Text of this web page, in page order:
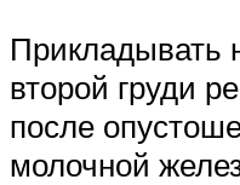
Прикладывать
второй груди
после
молочной